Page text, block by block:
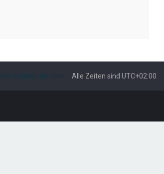
Alle Zeiten sind UTC+02:00
Alle Cookies löschen